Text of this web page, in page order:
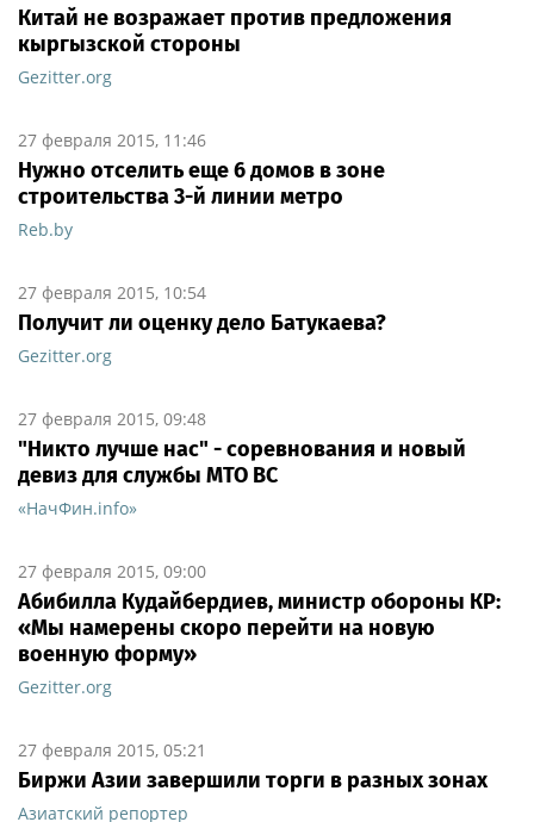
Китай не возражает против предложения
кыргызской стороны
Gezitter.org
27 февраля 2015, 11:46
Нужно отселить еще 6 домов в зоне
строительства 3-й линии метро
Reb.by
27 февраля 2015, 10:54
Получит ли оценку дело Батукаева?
Gezitter.org
27 февраля 2015, 09:48
"Никто лучше нас" - соревнования и новый
девиз для службы МТО ВС
«НачФин.info»
27 февраля 2015, 09:00
Абибилла Кудайбердиев, министр обороны КР:
«Мы намерены скоро перейти на новую
военную форму»
Gezitter.org
27 февраля 2015, 05:21
Биржи Азии завершили торги в разных зонах
Азиатский репортер